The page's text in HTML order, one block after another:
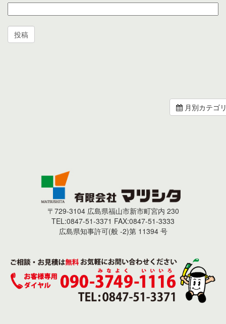
月別カテゴ
〒729-3104 広島県福山市新市町宮内 230
TEL:0847-51-3371 FAX:0847-51-3333
広島県知事許可(般 -2)第 11394 号